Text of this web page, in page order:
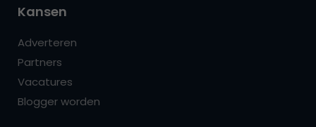
Kansen
Adverteren
Partners
Vacatures
Blogger worden